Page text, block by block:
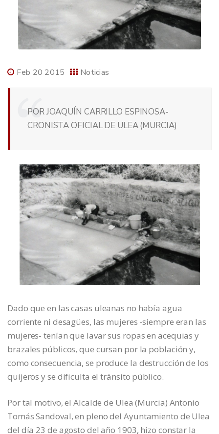
Feb 20 2015 Noticias
POR JOAQUÍN CARRILLO ESPINOSA-
CRONISTA OFICIAL DE ULEA (MURCIA)
Dado que en las casas uleanas no había agua
corriente ni desagües, las mujeres -siempre eran las
mujeres- tenían que lavar sus ropas en acequias y
brazales públicos, que cursan por la población y,
como consecuencia, se produce la destrucción de los
quijeros y se dificulta el tránsito público.
Por tal motivo, el Alcalde de Ulea (Murcia) Antonio
Tomás Sandoval, en pleno del Ayuntamiento de Ulea
del día 23 de agosto del año 1903, hizo constar la